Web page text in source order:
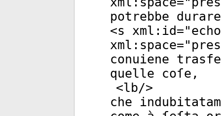
potrebbe
<s xml:id="
xml:space="
conuiene
quelle coſe,
<lb/>
che